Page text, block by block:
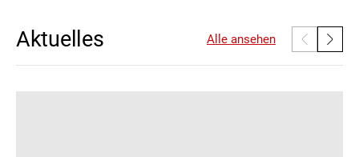
Aktuelles Alle ansehen